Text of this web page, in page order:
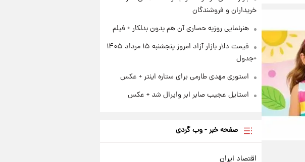
خریداران و فروشندگان
هنرنمایی روزبه حصاری آن هم بدون بدلکار + فیلم
قیمت دلار بازار آزاد امروز پنجشنبه ۱۵ مرداد ۱۴۰۵
+جدول
استوری مهدی طارمی برای ستاره اینتر + عکس
استایل عجیب صابر ابر وایرال شد + عکس
صفحه خبر - وب گردی
اقتصاد ایران